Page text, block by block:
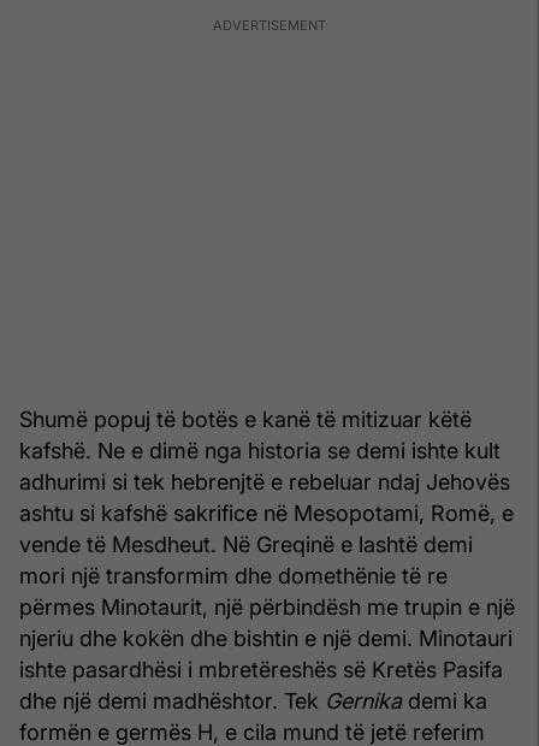
Shumë popuj të botës e kanë të mitizuar këtë
kafshë. Ne e dimë nga historia se demi ishte kult
adhurimi si tek hebrenjtë e rebeluar ndaj Jehovës
ashtu si kafshë sakrifice në Mesopotami, Romë, e
vende të Mesdheut. Në Greqinë e lashtë demi
mori një transformim dhe domethënie të re
përmes Minotaurit, një përbindësh me trupin e një
njeriu dhe kokën dhe bishtin e një demi. Minotauri
ishte pasardhësi i mbretëreshës së Kretës Pasifa
dhe një demi madhështor. Tek Gernikademi ka
formën e germës H, e cila mund të jetë referim